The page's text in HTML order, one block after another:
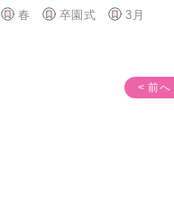
春 卒園式 3月
< 前へ